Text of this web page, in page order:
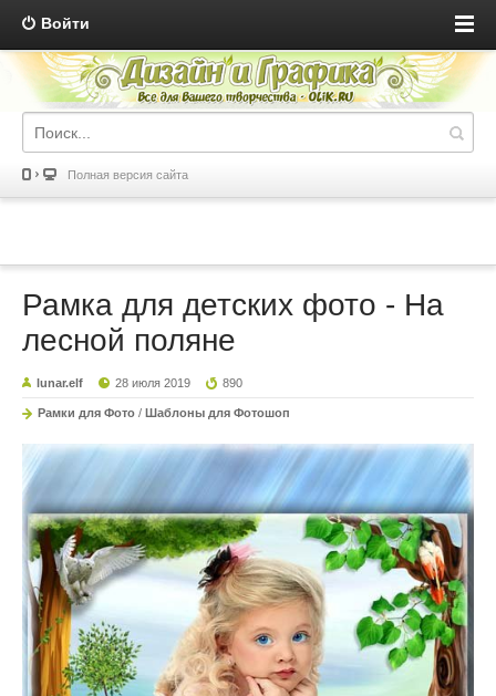
Войти
Полная версия сайта
Рамка для детских фото - На
лесной поляне
lunar.elf 28 июля 2019 890
Рамки для Фото / Шаблоны для Фотошоп